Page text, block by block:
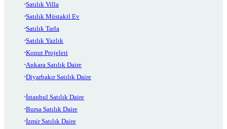
Satılık Villa
Satılık Müstakil Ev
Satılık Tarla
Satılık Yazlık
Konut Projeleri
Ankara Satılık Daire
Diyarbakır Satılık Daire
İstanbul Satılık Daire
Bursa Satılık Daire
İzmir Satılık Daire